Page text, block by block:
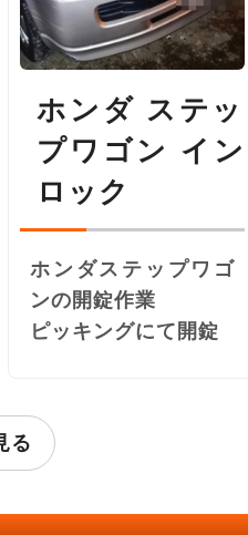
ホンダ ステッ
プワゴン イン
ロック
ホンダステップワゴ
ンの開錠作業
ピッキングにて開錠
る